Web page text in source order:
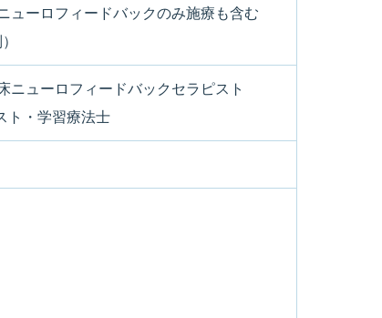
ューロフィードバックのみ施療も含む
ニューロフィードバックセラピスト
ト・学習療法士